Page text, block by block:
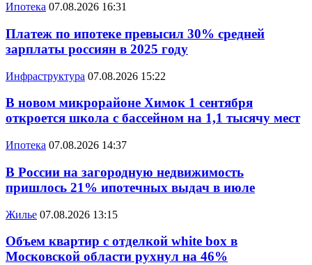
Ипотека 07.08.2026 16:31
Платеж по ипотеке превысил 30% средней
зарплаты россиян в 2025 году
Инфраструктура 07.08.2026 15:22
В новом микрорайоне Химок 1 сентября
откроется школа с бассейном на 1,1 тысячу мест
Ипотека 07.08.2026 14:37
В России на загородную недвижимость
пришлось 21% ипотечных выдач в июле
Жилье 07.08.2026 13:15
Объем квартир с отделкой white box в
Московской области рухнул на 46%